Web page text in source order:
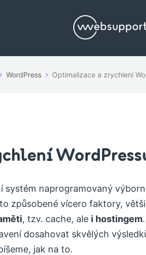
WordPress Optimalizace a zrychlení
systém naprogramovaný
způsobené vícero faktory,
, tzv. cache, ale i hostingem
dosahovat skvělých
jak na to.